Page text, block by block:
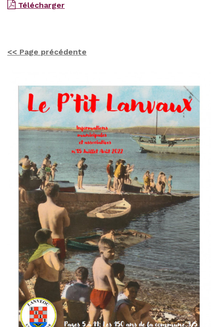
Télécharger
<< Page précédente